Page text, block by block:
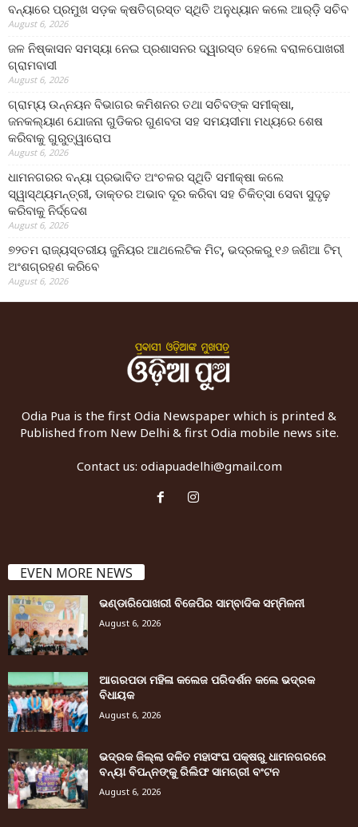
ବନ୍ୟାରେ ପ୍ରମୁଖ ସଡ଼କ କ୍ଷତିଗ୍ରସ୍ତ ସ୍ଥିତି ଅନୁଧ୍ୟାନ କଲେ ଆର୍‌ଡ଼ି ସଚିବ
August 6, 2026
ଜଳ ନିଷ୍କାସନ ସମସ୍ୟା ନେଇ ପ୍ରଶାସନର ଦ୍ୱାରସ୍ତ ହେଲେ ବରାଳପୋଖରୀ
ଗ୍ରାମବାସୀ
August 6, 2026
ଗ୍ରାମ୍ୟ ଉନ୍ନୟନ ବିଭାଗର କମିଶନର ତଥା ସଚିବଙ୍କ ସମୀକ୍ଷା,
ଜନକଲ୍ୟାଣ ଯୋଜନା ଗୁଡିକର ଗୁଣବତା ସହ ସମୟସୀମା ମଧ୍ୟରେ ଶେଷ
କରିବାକୁ ଗୁରୁତ୍ୱାରୋପ
August 6, 2026
ଧାମନଗରର ବନ୍ୟା ପ୍ରଭାବିତ ଅଂଚଳର ସ୍ଥିତି ସମୀକ୍ଷା କଲେ
ସ୍ୱାସ୍ଥ୍ୟମନ୍ତ୍ରୀ, ଡାକ୍ତର ଅଭାବ ଦୂର କରିବା ସହ ଚିକିତ୍ସା ସେବା ସୁଦୃଢ଼
କରିବାକୁ ନିର୍ଦ୍ଦେଶ
August 6, 2026
୭୨ତମ ରାଜ୍ୟସ୍ତରୀୟ ଜୁନିୟର ଆଥଲେଟିକ ମିଟ୍‌, ଭଦ୍ରକରୁ ୧୬ ଜଣିଆ ଟିମ୍
ଅଂଶଗ୍ରହଣ କରିବେ
August 6, 2026
Odia Pua is the first Odia Newspaper which is printed &
Published from New Delhi & first Odia mobile news site.
Contact us: odiapuadelhi@gmail.com
EVEN MORE NEWS
ଭଣ୍ଡାରିପୋଖରୀ ବିଜେପିର ସାମ୍ବାଦିକ ସମ୍ମିଳନୀ
August 6, 2026
ଆଗରପଡା ମହିଳା କଲେଜ ପରିଦର୍ଶନ କଲେ ଭଦ୍ରକ
ବିଧାୟକ
August 6, 2026
ଭଦ୍ରକ ଜିଲ୍ଲା ଦଳିତ ମହାସଂଘ ପକ୍ଷରୁ ଧାମନଗରରେ
ବନ୍ୟା ବିପନ୍ନଙ୍କୁ ରିଲିଫ ସାମଗ୍ରୀ ବଂଟନ
August 6, 2026